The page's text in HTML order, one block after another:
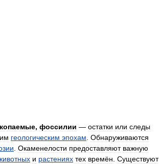
, фоссилии — остатки или следы
геологическим эпохам Обнаруживаются
Окаменелости предоставляют важную
и растениях тех времён Существуют